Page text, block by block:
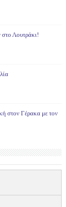
στο Λουτράκι!
στον Γέρακα με τον